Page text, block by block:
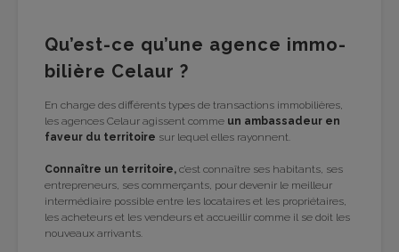
Qu’est-ce qu’une agence immo­
bi­lière Celaur ?
En charge des dif­fé­rents types de tran­sac­tions immo­bi­lières,
les agences Celaur agissent comme un ambas­sa­deur en
faveur du ter­ri­toire sur lequel elles rayonnent.
Connaître un ter­ri­toire, c’est connaître ses habi­tants, ses
entre­pre­neurs, ses com­mer­çants, pour deve­nir le meilleur
inter­mé­diaire pos­sible entre les loca­taires et les pro­prié­taires,
les ache­teurs et les ven­deurs et accueillir comme il se doit les
nou­veaux arri­vants.